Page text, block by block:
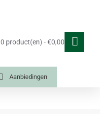
0 product(en) - €0,00
Aanbiedingen